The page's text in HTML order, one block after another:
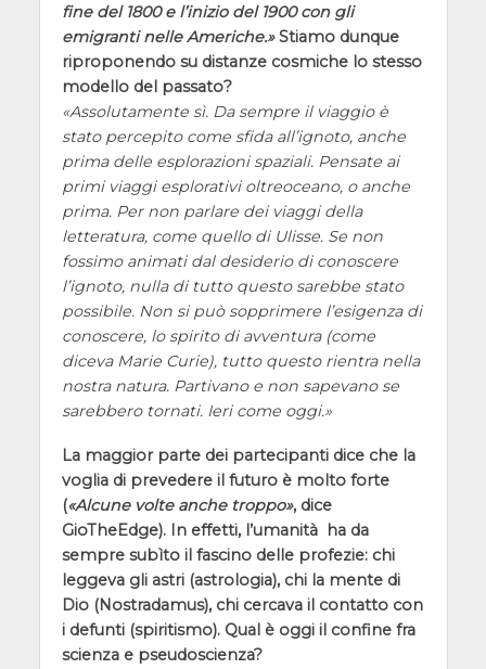
fine del 1800 e l’inizio del 1900 con gli
emigranti nelle Americhe. Stiamo dunque
riproponendo su distanze cosmiche lo stesso
modello del passato?
Assolutamente sì. Da sempre il viaggio è
stato percepito come sfida all’ignoto, anche
prima delle esplorazioni spaziali. Pensate ai
primi viaggi esplorativi oltreoceano, o anche
prima. Per non parlare dei viaggi della
letteratura, come quello di Ulisse. Se non
fossimo animati dal desiderio di conoscere
l’ignoto, nulla di tutto questo sarebbe stato
possibile. Non si può sopprimere l’esigenza di
conoscere, lo spirito di avventura (come
diceva Marie Curie), tutto questo rientra nella
nostra natura. Partivano e non sapevano se
sarebbero tornati. Ieri come oggi.
La maggior parte dei partecipanti dice che la
voglia di prevedere il futuro è molto forte
( Alcune volte anche troppo , dice
GioTheEdge). In effetti, l’umanità ha da
sempre subìto il fascino delle profezie: chi
leggeva gli astri (astrologia), chi la mente di
Dio (Nostradamus), chi cercava il contatto con
i defunti (spiritismo). Qual è oggi il confine fra
scienza e pseudoscienza?